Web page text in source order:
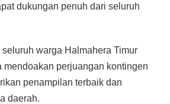
dukungan penuh dari seluruh
warga Halmahera Timur
mendoakan perjuangan kontingen
penampilan terbaik dan
daerah.